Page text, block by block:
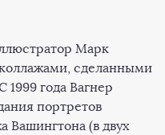
Марк
сделанными
1999 года Вагнер
портретов
Вашингтона (в двух